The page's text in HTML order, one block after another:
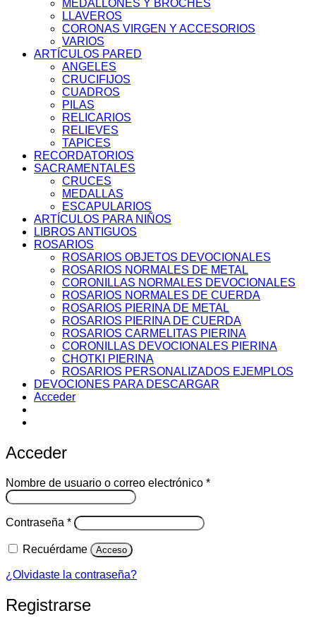
MEDALLONES Y BROCHES
LLAVEROS
CORONAS VIRGEN Y ACCESORIOS
VARIOS
ARTÍCULOS PARED
ANGELES
CRUCIFIJOS
CUADROS
PILAS
RELICARIOS
RELIEVES
TAPICES
RECORDATORIOS
SACRAMENTALES
CRUCES
MEDALLAS
ESCAPULARIOS
ARTÍCULOS PARA NIÑOS
LIBROS ANTIGUOS
ROSARIOS
ROSARIOS OBJETOS DEVOCIONALES
ROSARIOS NORMALES DE METAL
CORONILLAS NORMALES DEVOCIONALES
ROSARIOS NORMALES DE CUERDA
ROSARIOS PIERINA DE METAL
ROSARIOS PIERINA DE CUERDA
ROSARIOS CARMELITAS PIERINA
CORONILLAS DEVOCIONALES PIERINA
CHOTKI PIERINA
ROSARIOS PERSONALIZADOS EJEMPLOS
DEVOCIONES PARA DESCARGAR
Acceder
Acceder
Nombre de usuario o correo electrónico *Obligatorio
Contraseña *Obligatorio
Recuérdame Acceso
¿Olvidaste la contraseña?
Registrarse